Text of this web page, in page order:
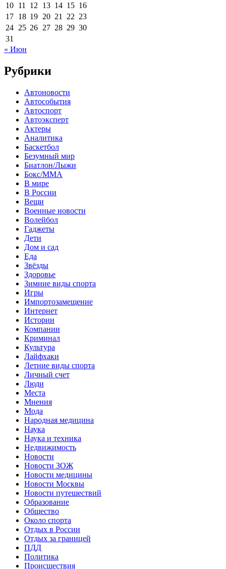
10 11 12 13 14 15 16
17 18 19 20 21 22 23
24 25 26 27 28 29 30
31
« Июн
Рубрики
Автоновости
Автособытия
Автоспорт
Автоэксперт
Актеры
Аналитика
Баскетбол
Безумный мир
Биатлон/Лыжи
Бокс/MMA
В мире
В России
Вещи
Военные новости
Волейбол
Гаджеты
Дети
Дом и сад
Еда
Звёзды
Здоровье
Зимние виды спорта
Игры
Импортозамещение
Интернет
Истории
Компании
Криминал
Культура
Лайфхаки
Летние виды спорта
Личный счет
Люди
Места
Мнения
Мода
Народная медицина
Наука
Наука и техника
Недвижимость
Новости
Новости ЗОЖ
Новости медицины
Новости Москвы
Новости путешествий
Образование
Общество
Около спорта
Отдых в России
Отдых за границей
ПДД
Политика
Происшествия